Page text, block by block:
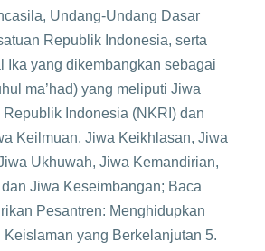
Undang-Undang Dasar
Republik Indonesia, serta
Ika yang dikembangkan sebagai
ma’had) yang meliputi Jiwa
Indonesia (NKRI) dan
Keilmuan, Jiwa Keikhlasan, Jiwa
Ukhuwah, Jiwa Kemandirian,
Jiwa Keseimbangan; Baca
Pesantren: Menghidupkan
Keislaman yang Berkelanjutan 5.